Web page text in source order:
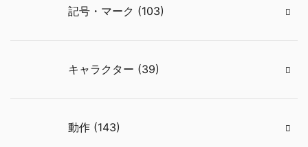
記号・マーク (103)
キャラクター (39)
動作 (143)